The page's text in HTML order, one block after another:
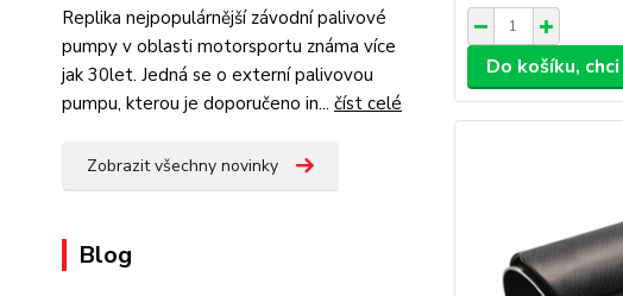
Replika nejpopulárnější závodní palivové
pumpy v oblasti motorsportu známa více
jak 30let. Jedná se o externí palivovou
pumpu, kterou je doporučeno in... číst celé
Zobrazit všechny novinky
Blog
Do košíku,